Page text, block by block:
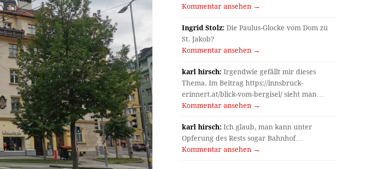
Kommentar ansehen →
Ingrid Stolz: Die Paulus-Glocke vom Dom zu
St. Jakob?
Kommentar ansehen →
karl hirsch: Irgendwie gefällt mir dieses
Thema. Im Beitrag https://innsbruck-
erinnert.at/blick-vom-bergisel/ sieht man…
Kommentar ansehen →
karl hirsch: Ich glaub, man kann unter
Opferung des Rests sogar Bahnhof…
Kommentar ansehen →